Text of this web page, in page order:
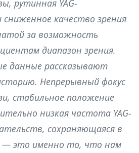
рутинная YAG-
сниженное качество зрения
за возможность
диапазон зрения.
данные рассказывают
Непрерывный фокус
стабильное положение
низкая частота YAG-
сохраняющаяся в
— это именно то, что нам